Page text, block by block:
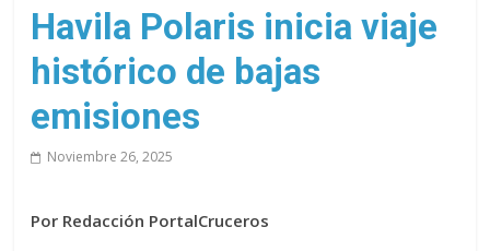
de
cruceros
un
solo
Havila Polaris inicia viaje
histórico de bajas
emisiones
Noviembre 26, 2025
Por Redacción PortalCruceros